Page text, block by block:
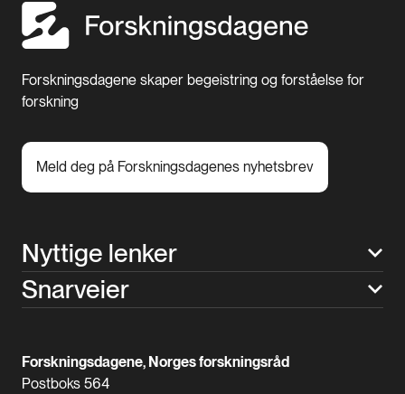
Forskningsdagene skaper begeistring og forståelse for
forskning
Meld deg på Forskningsdagenes nyhetsbrev
Nyttige lenker
Snarveier
Forskningsdagene, Norges forskningsråd
Postboks 564